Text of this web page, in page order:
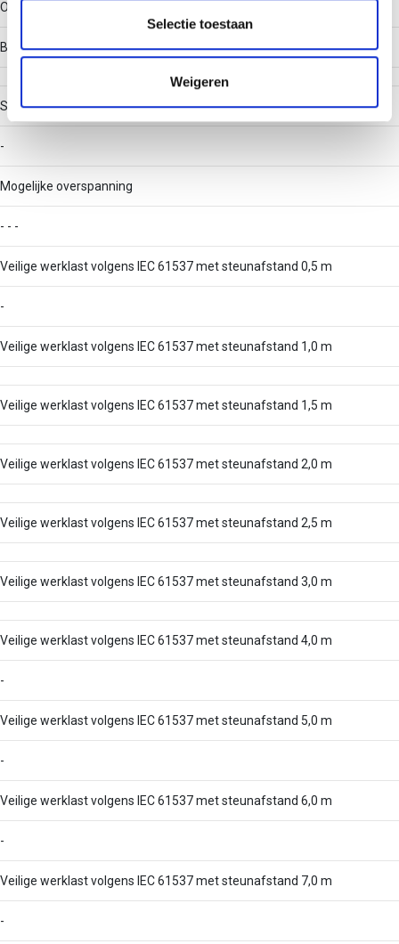
partners kunnen deze gegevens combineren met andere
verzameld op basis van uw gebruik van hun services.
Selectie toestaan
Weigeren
Overig
Belastingstesttype volgens IEC 61537
Stijgkabelladder
-
Mogelijke overspanning
- - -
Veilige werklast volgens IEC 61537 met steunafstand 0,5 m
-
Veilige werklast volgens IEC 61537 met steunafstand 1,0 m
Veilige werklast volgens IEC 61537 met steunafstand 1,5 m
Veilige werklast volgens IEC 61537 met steunafstand 2,0 m
Veilige werklast volgens IEC 61537 met steunafstand 2,5 m
Veilige werklast volgens IEC 61537 met steunafstand 3,0 m
Veilige werklast volgens IEC 61537 met steunafstand 4,0 m
-
Veilige werklast volgens IEC 61537 met steunafstand 5,0 m
-
Veilige werklast volgens IEC 61537 met steunafstand 6,0 m
-
Veilige werklast volgens IEC 61537 met steunafstand 7,0 m
-